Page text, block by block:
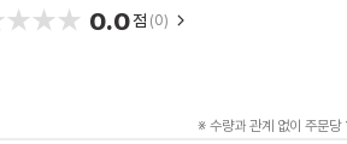
0.0점 (0)
※ 수량과 관계 없이 주문